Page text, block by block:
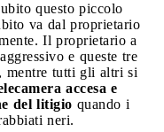
questo piccolo
va dal proprietario
Il proprietario a
e queste tre
mentre tutti gli altri si
accesa e
del litigio quando i
neri.